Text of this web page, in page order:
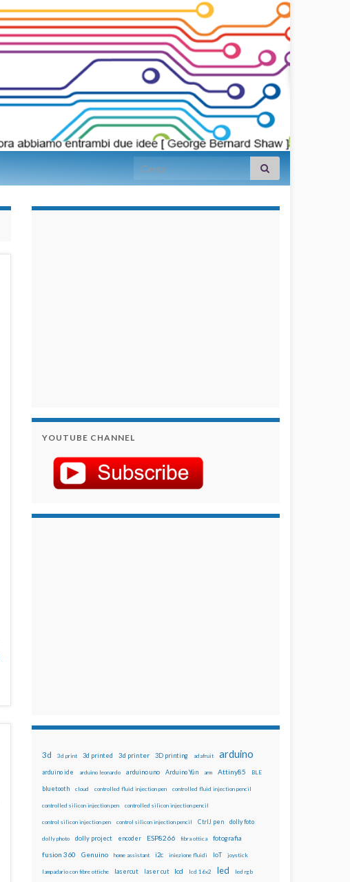
Search for:
YOUTUBE CHANNEL
3d 3d print 3d printed 3d printer 3D printing adafruit arduino
arduino ide arduino leonardo arduino uno Arduino Yún arm Attiny85 BLE
bluetooth cloud controlled fluid injection pen controlled fluid injection pencil
controlled silicon injection pen controlled silicon injection pencil
control silicon injection pen control silicon injection pencil CtrlJ pen dolly foto
dolly photo dolly project encoder ESP8266 fibra ottica fotografia
fusion 360 Genuino home assistant i2c iniezione fluidi IoT joystick
lampadario con fibre ottiche lasercut laser cut lcd lcd 16x2 led led rgb